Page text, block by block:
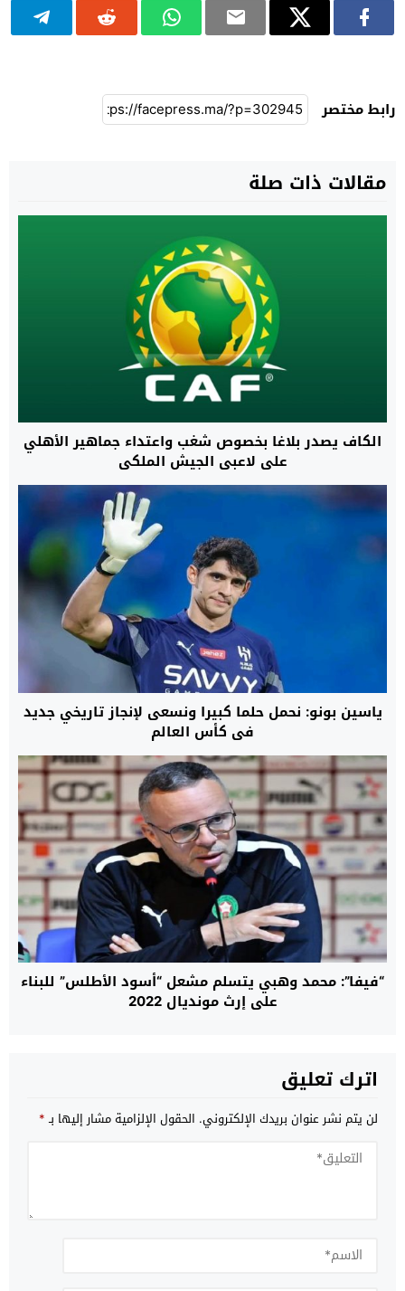
رابط مختصر
مقالات ذات صلة
الكاف يصدر بلاغا بخصوص شغب واعتداء جماهير الأهلي
على لاعبي الجيش الملكي
ياسين بونو: نحمل حلما كبيرا ونسعى لإنجاز تاريخي جديد
في كأس العالم
“فيفا”: محمد وهبي يتسلم مشعل “أسود الأطلس” للبناء
على إرث مونديال 2022
اترك تعليق
لن يتم نشر عنوان بريدك الإلكتروني. الحقول الإلزامية مشار إليها بـ*